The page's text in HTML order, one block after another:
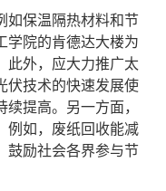
保温隔热材料和节
学院的肯德达大楼为
外，应大力推广太
伏技术的快速发展使
提高。另一方面，
例如，废纸回收能减
鼓励社会各界参与节